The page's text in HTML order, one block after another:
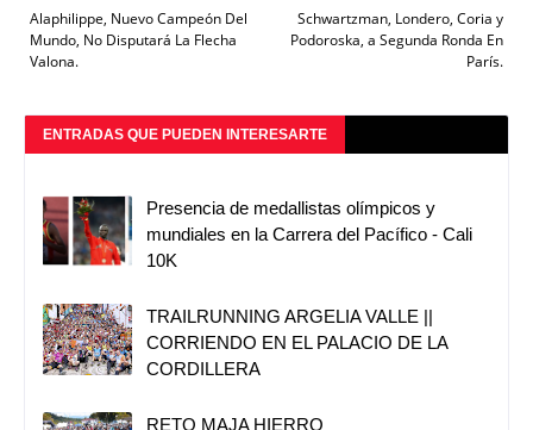
Schwartzman, Londero, Coria y
Podoroska, a Segunda Ronda En
París.
Alaphilippe, Nuevo Campeón Del
Mundo, No Disputará La Flecha
Valona.
ENTRADAS QUE PUEDEN INTERESARTE
Presencia de medallistas olímpicos y
mundiales en la Carrera del Pacífico - Cali
10K
TRAILRUNNING ARGELIA VALLE ||
CORRIENDO EN EL PALACIO DE LA
CORDILLERA
RETO MAJA HIERRO